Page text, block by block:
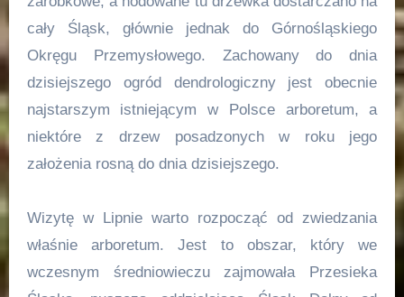
cały Śląsk, głównie jednak do Górnośląskiego
Okręgu Przemysłowego. Zachowany do dnia
dzisiejszego ogród dendrologiczny jest obecnie
najstarszym istniejącym w Polsce arboretum, a
niektóre z drzew posadzonych w roku jego
założenia rosną do dnia dzisiejszego.
Wizytę w Lipnie warto rozpocząć od zwiedzania
właśnie arboretum. Jest to obszar, który we
wczesnym średniowieczu zajmowała Przesieka